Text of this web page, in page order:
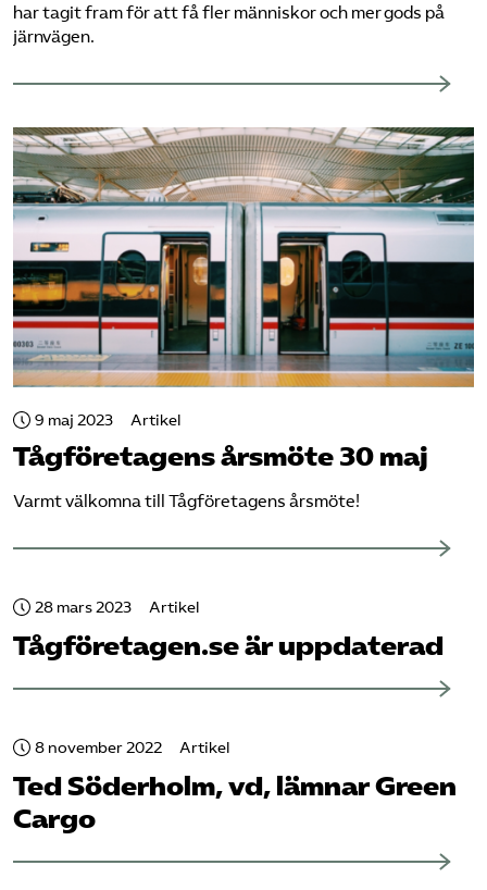
har tagit fram för att få fler människor och mer gods på
järnvägen.
9 maj 2023 Artikel
Tåg­företagens årsmöte 30 maj
Varmt välkomna till Tågföretagens årsmöte!
28 mars 2023 Artikel
Tåg­företagen.se är uppdaterad
8 november 2022 Artikel
Ted Söderholm, vd, lämnar Green
Cargo